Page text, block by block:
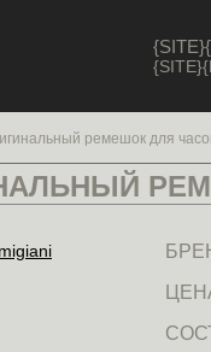
ремешок для